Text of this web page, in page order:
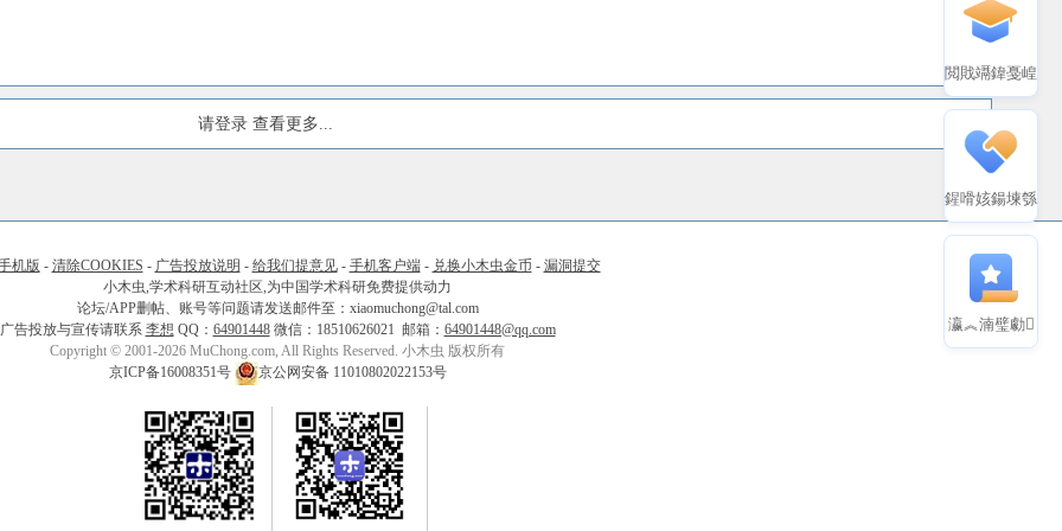
请登录 查看更多...
机版 - 清除COOKIES - 广告投放说明 - 给我们提意见- 手机客户端- 兑换小木虫金币 - 漏洞提交
小木虫,学术科研互动社区,为中国学术科研免费提供动力
论坛/APP删帖、账号等问题请发送邮件至：xiaomuchong@tal.com
广告投放与宣传请联系 李想 QQ： 64901448微信：18510626021 邮箱： 64901448@qq.com
Copyright © 2001-2026 MuChong.com, All Rights Reserved. 小木虫 版权所有
京ICP备16008351号
京公网安备 11010802022153号
閲戝竵鍏戞崲
鍟嗗姟鍚堜綔
瀛︽湳璧勮